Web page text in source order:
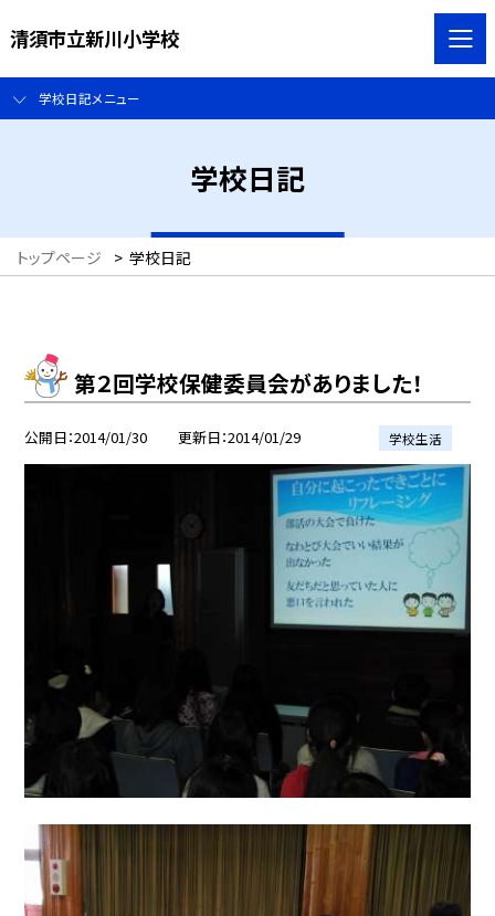
清須市立新川小学校
学校日記メニュー
学校日記
トップページ > 学校日記
第２回学校保健委員会がありました！
公開日 2014/01/30 更新日 2014/01/29 学校生活